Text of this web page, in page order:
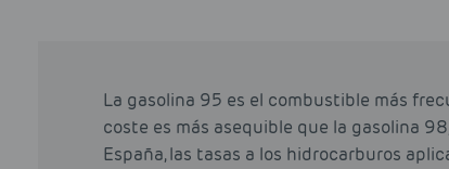
La gasolina 95 es el combustible más
coste es más asequible que la gasolina
España, las tasas a los hidrocarburos